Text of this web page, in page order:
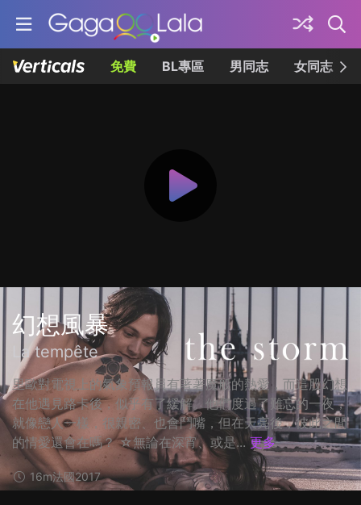
免費 BL專區 男同志 女同志
幻想風暴
La tempête
里歐對電視上的氣象預報員有著著魔般的熱愛，而這股幻想
在他遇見路卡後，似乎有了緩解。他們度過了難忘的一夜，
就像戀人一樣，很親密、也會鬥嘴，但在天亮後，彼此之間
的情愛還會在嗎？ ☆無論在深宵、或是... 更多
16m法國2017